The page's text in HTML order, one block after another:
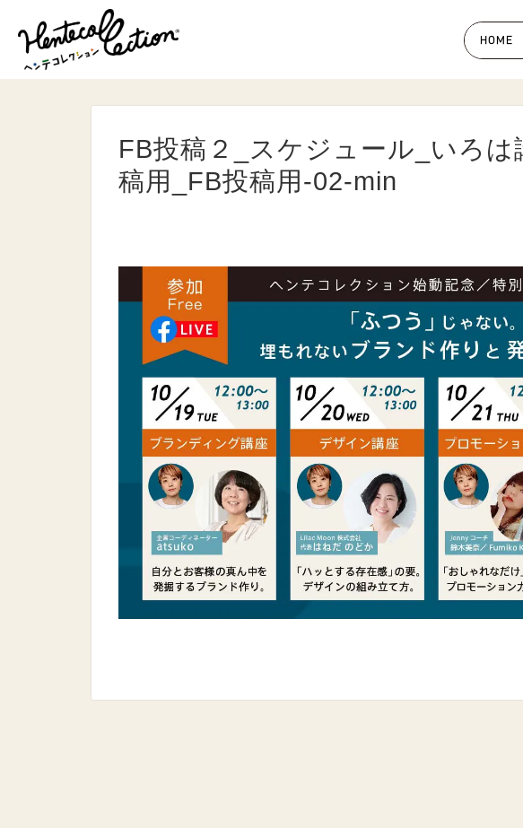
HOME
FB投稿２_スケジュール_いろは
稿用_FB投稿用-02-min